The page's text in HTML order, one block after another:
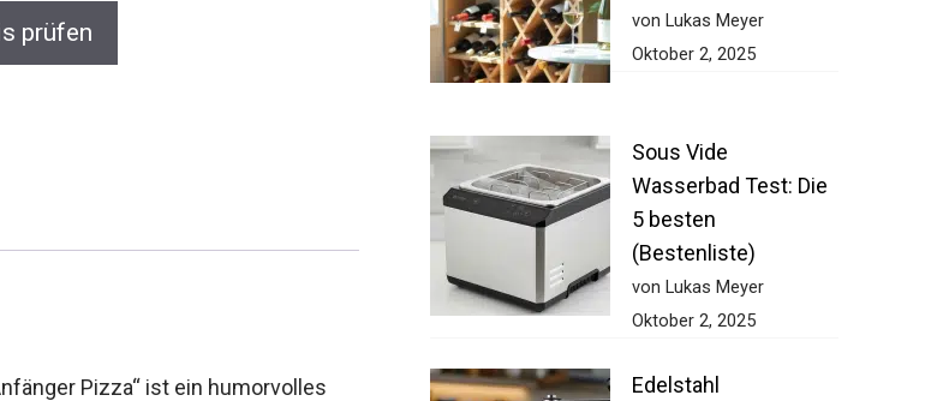
prüfen
Pizza“ ist ein humorvolles
von Lukas Meyer
Oktober 2, 2025
Sous Vide
Wasserbad Test: Die
5 besten
(Bestenliste)
von Lukas Meyer
Oktober 2, 2025
Edelstahl